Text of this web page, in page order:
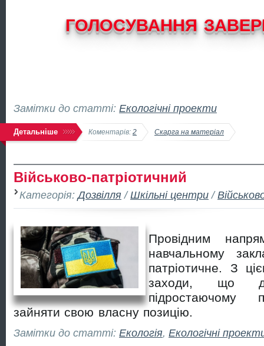
ГОЛОСУВАННЯ
Замітки до статті: Екологічні проекти
Детальніше Коментарів: 2 Скарга на матеріал
Військово-патріотичний
Категорія:Дозвілля/Шкільні центри/
Провідним
навчальному
патріотичне. З
заходи, що
підростаючому
зайняти свою власну позицію.
Замітки до статті: Екологія, Екологічні